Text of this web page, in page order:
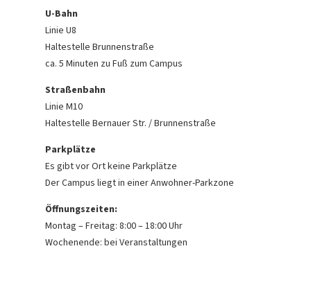
U-Bahn
Linie U8
Haltestelle Brunnenstraße
ca. 5 Minuten zu Fuß zum Campus
Straßenbahn
Linie M10
Haltestelle Bernauer Str. / Brunnenstraße
Parkplätze
Es gibt vor Ort keine Parkplätze
Der Campus liegt in einer Anwohner-Parkzone
Öffnungszeiten:
Montag – Freitag: 8:00 – 18:00 Uhr
Wochenende: bei Veranstaltungen